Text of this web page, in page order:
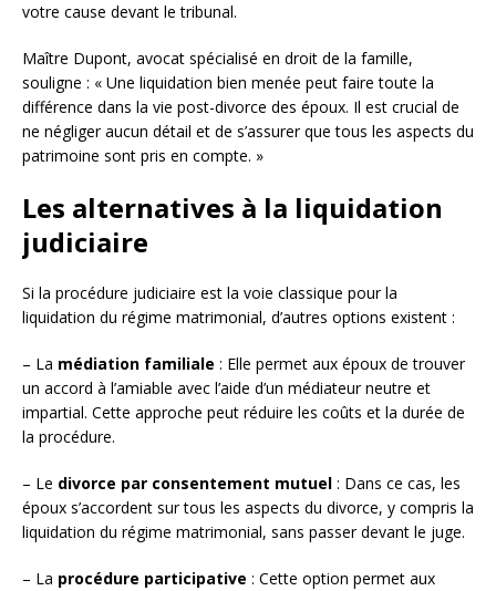
votre cause devant le tribunal.
Maître Dupont, avocat spécialisé en droit de la famille,
souligne : « Une liquidation bien menée peut faire toute la
différence dans la vie post-divorce des époux. Il est crucial de
ne négliger aucun détail et de s’assurer que tous les aspects du
patrimoine sont pris en compte. »
Les alternatives à la liquidation
judiciaire
Si la procédure judiciaire est la voie classique pour la
liquidation du régime matrimonial, d’autres options existent :
– La médiation familiale : Elle permet aux époux de trouver
un accord à l’amiable avec l’aide d’un médiateur neutre et
impartial. Cette approche peut réduire les coûts et la durée de
la procédure.
– Le divorce par consentement mutuel : Dans ce cas, les
époux s’accordent sur tous les aspects du divorce, y compris la
liquidation du régime matrimonial, sans passer devant le juge.
– La procédure participative : Cette option permet aux